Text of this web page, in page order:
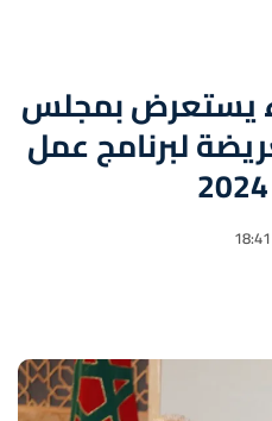
يستعرض بمجلس
لبرنامج عمل